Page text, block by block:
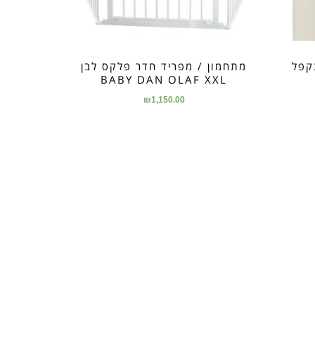
מתחמון / מפריד חדר פלקס לבן
BABY DAN OLAF XXL
₪1,150.00